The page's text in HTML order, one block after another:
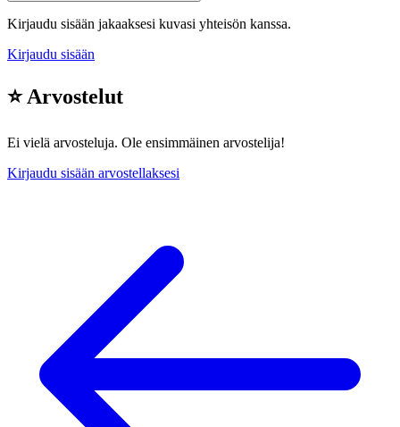
Kirjaudu sisään jakaaksesi kuvasi yhteisön kanssa.
Kirjaudu sisään
⭐ Arvostelut
Ei vielä arvosteluja. Ole ensimmäinen arvostelija!
Kirjaudu sisään arvostellaksesi